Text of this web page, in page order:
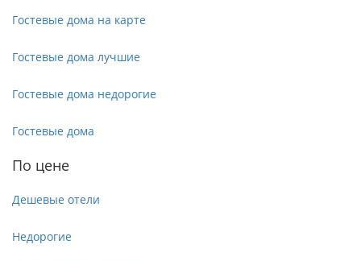
Гостевые дома на карте
Гостевые дома лучшие
Гостевые дома недорогие
Гостевые дома
По цене
Дешевые отели
Недорогие